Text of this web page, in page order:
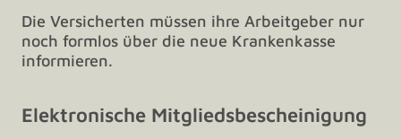
Die Versicherten müssen ihre Arbeitgeber nur
noch formlos über die neue Krankenkasse
informieren.
Elektronische Mitgliedsbescheinigung